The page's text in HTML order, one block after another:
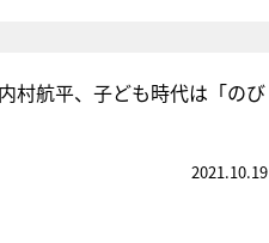
村航平、子ども時代は「のび
2021.10.19